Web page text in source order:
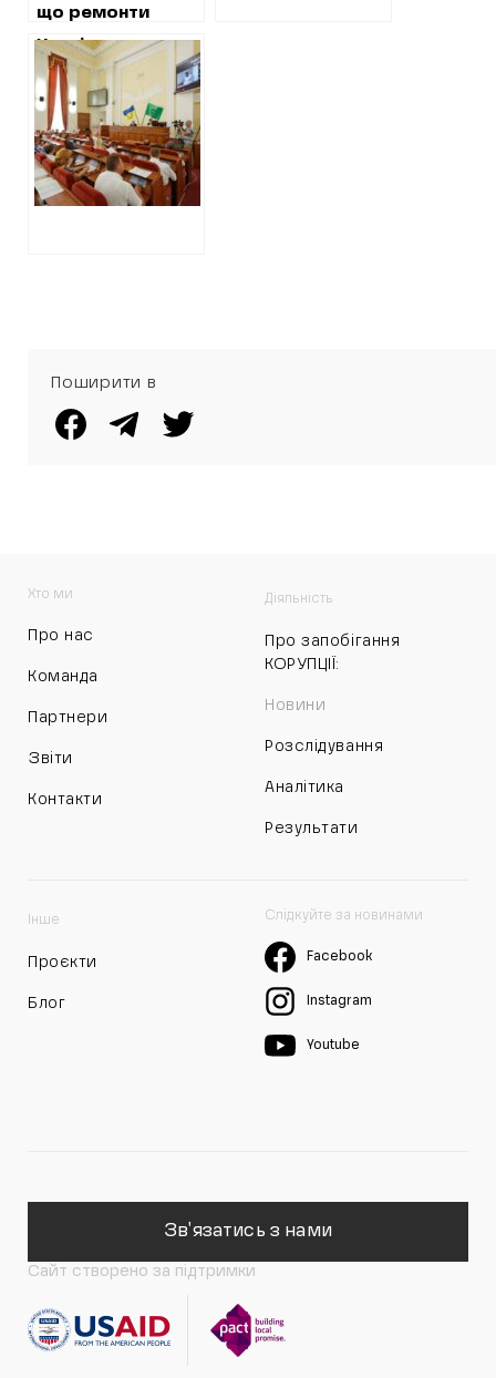
що ремонти
вагонів у
харківському
метро
проводилися
фіктивно
Харківська
міськрада без
конкурсу
замовила
трансляції сесії
на каналі Кернеса
Поширити в
Хто ми
Про нас
Команда
Партнери
Звіти
Контакти
Діяльність
Про запобігання
КОРУПЦІЇ:
Новини
Розслідування
Аналітика
Результати
Інше
Проєкти
Блог
Слідкуйте за новинами
Facebook
Instagram
Youtube
Зв'язатись з нами
Сайт створено за підтримки